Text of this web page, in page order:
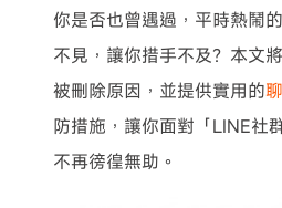
你是否也曾遇過，平時熱鬧
不見，讓你措手不及？本文
被刪除原因，並提供實用的
防措施，讓你面對「LINE社
不再徬徨無助。